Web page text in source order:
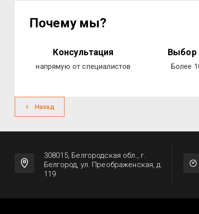
Почему мы?
Консультация
напрямую от специалистов
Выбор
Более
Назад
308015, Белгородская обл., г.
Белгород, ул. Преображенская, д.
119